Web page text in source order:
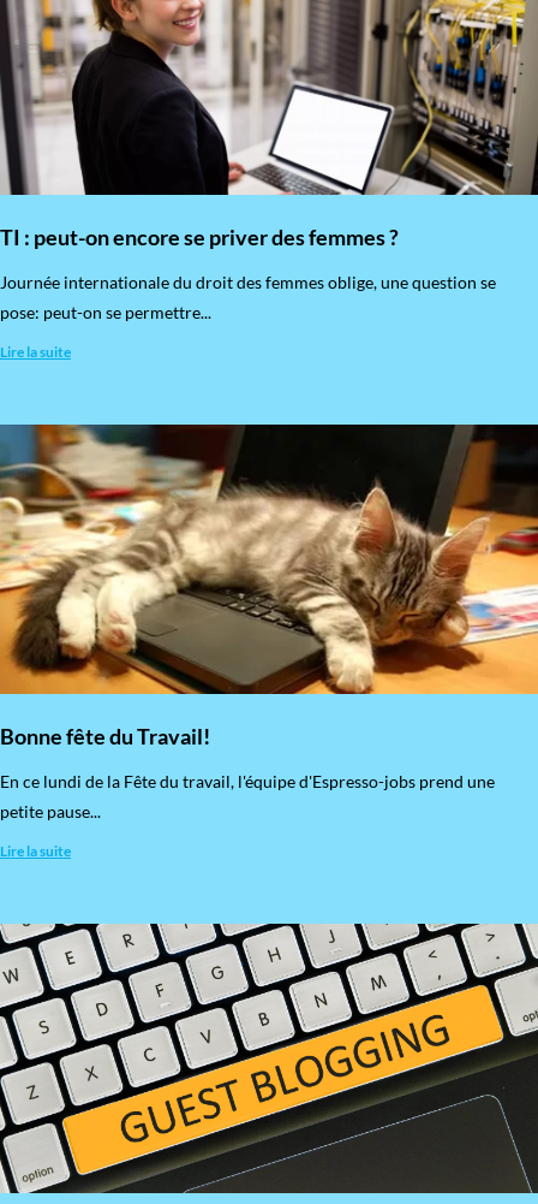
TI : peut-on encore se priver des femmes ?
​Journée internationale du droit des femmes oblige, une question se
pose: peut-on se permettre...
Lire la suite
Bonne fête du Travail!
En ce lundi de la Fête du travail, l'équipe d'Espresso-jobs prend une
petite pause...
Lire la suite